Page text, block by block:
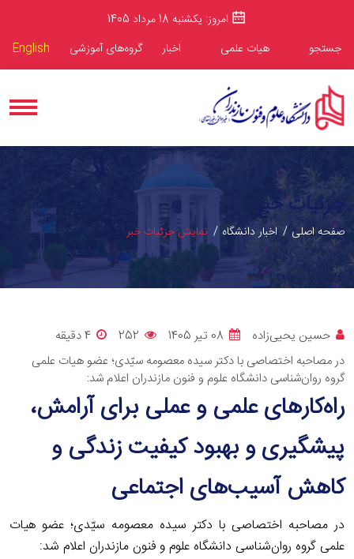
امروز: یکشنبه 18 مرداد 1405
جستجو
هیات علمی اخبار گروه‌های آموزشی English
جزئیات خبر
صفحه اصلی اخبار دانشگاه نمایش جزئیات خبر
حسین یحیی‌زاده 08 تیر 1405 252
4 دقيقه
در مصاحبه اختصاصی با دکتر سیده معصومه سیّدی؛ عضو هیات علمی
گروه روان‌شناسی دانشگاه علوم و فنون مازندران اعلام شد:
راه‌کارهای علمی و عملی برای آرامش،
پیشگیری و بهبود کیفیت زندگی و
کاهش آسیب‌های اجتماعی
در مصاحبه اختصاصی با دکتر سیده معصومه سیّدی؛ عضو هیات
علمی گروه روان‌شناسی دانشگاه علوم و فنون مازندران اعلام شد: